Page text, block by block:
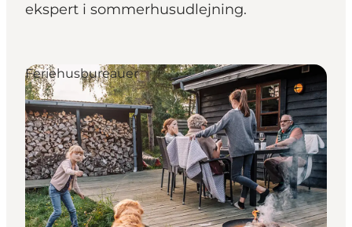
ekspert i sommerhusudlejning.
Feriehusbureauer